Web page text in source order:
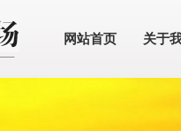
关于
网站首页